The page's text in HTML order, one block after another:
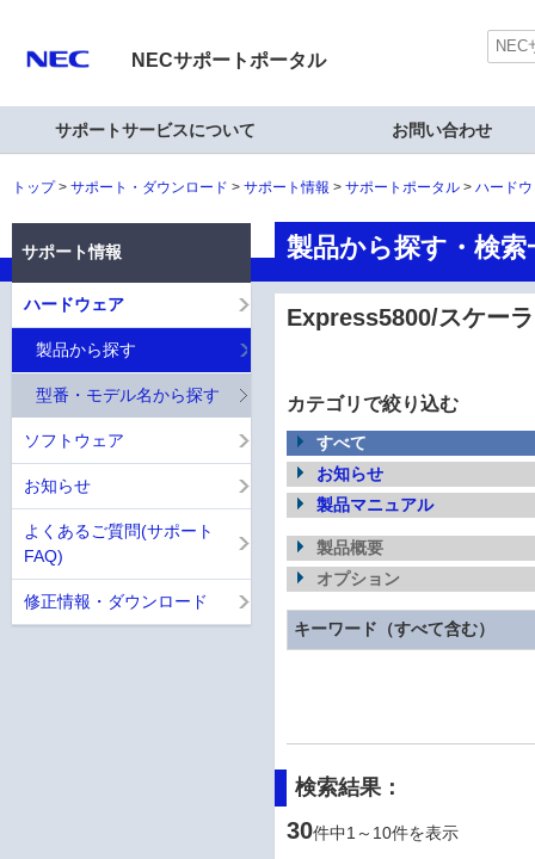
NECサポートポータル
サポートサービスについて お問い合わせ
トップ サポート・ダウンロード サポート情報 サポートポータル ハード
製品から探す・検
Express5800/スケー
カテゴリで絞り込む
すべて
お知らせ
製品マニュアル
製品概要
オプション
キーワード（すべて含む）
検索結果：
30件中1～10件を表示
サポート情報
ハードウェア
製品から探す
型番・モデル名から探す
ソフトウェア
お知らせ
よくあるご質問(サポート
FAQ)
修正情報・ダウンロード